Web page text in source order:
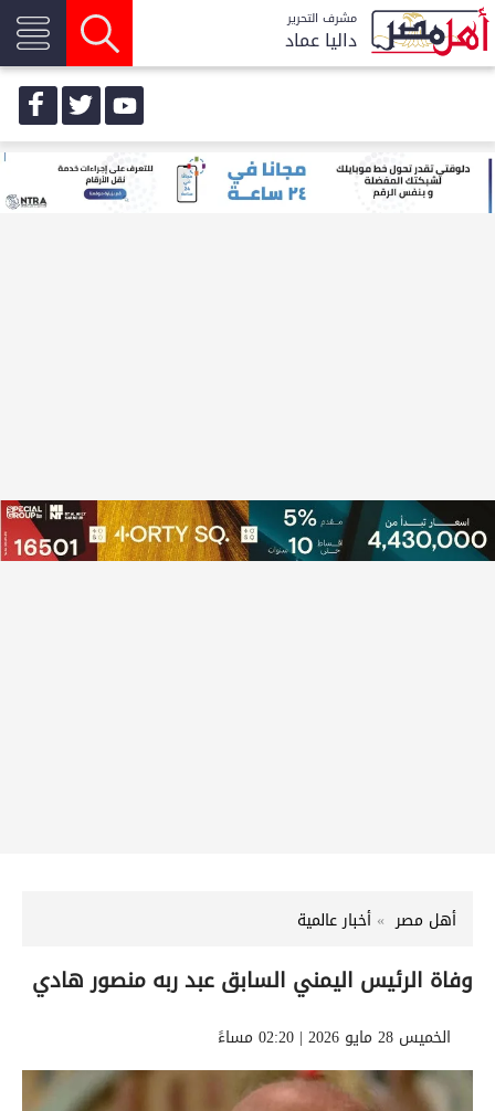
مشرف التحرير
داليا عماد
أهل مصر أخبار عالمية
وفاة الرئيس اليمني السابق عبد ربه منصور هادي
الخميس 28 مايو 2026 | 02:20 مساءً